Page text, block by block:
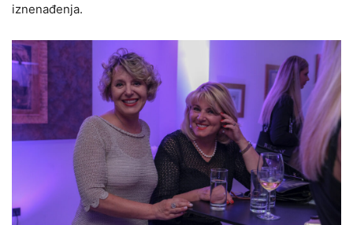
iznenađenja.